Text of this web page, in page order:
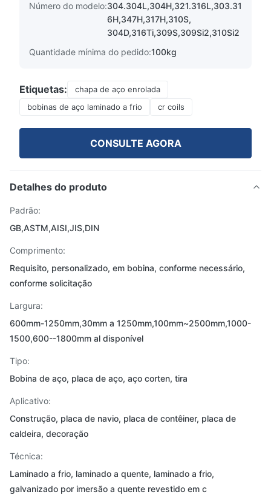
Número do modelo:304.304L,304H,321.316L,303.31
6H,347H,317H,310S,
304D,316Ti,309S,309Si2,310Si2
Quantidade mínima do pedido:100kg
Etiquetas:
chapa de aço enrolada
bobinas de aço laminado a frio
cr coils
CONSULTE AGORA
Detalhes do produto
Padrão:
GB,ASTM,AISI,JIS,DIN
Comprimento:
Requisito, personalizado, em bobina, conforme necessário,
conforme solicitação
Largura:
600mm-1250mm,30mm a 1250mm,100mm~2500mm,1000-
1500,600--1800mm al disponível
Tipo:
Bobina de aço, placa de aço, aço corten, tira
Aplicativo:
Construção, placa de navio, placa de contêiner, placa de
caldeira, decoração
Técnica:
Laminado a frio, laminado a quente, laminado a frio,
galvanizado por imersão a quente revestido em c